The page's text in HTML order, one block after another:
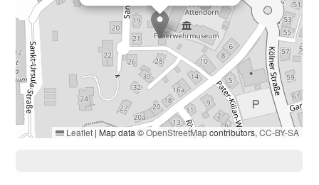
Leaflet | Map data ©OpenStreetMapcontributors,CC-BY-SA